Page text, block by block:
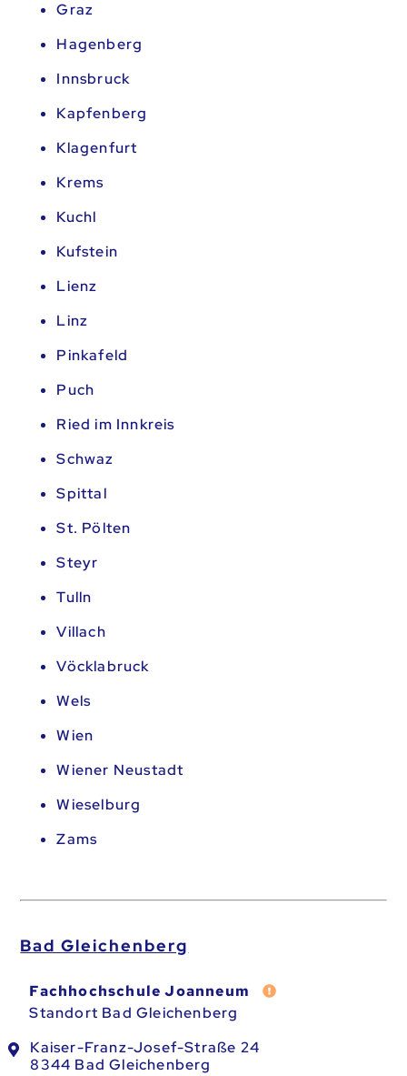
Graz
Hagenberg
Innsbruck
Kapfenberg
Klagenfurt
Krems
Kuchl
Kufstein
Lienz
Linz
Pinkafeld
Puch
Ried im Innkreis
Schwaz
Spittal
St. Pölten
Steyr
Tulln
Villach
Vöcklabruck
Wels
Wien
Wiener Neustadt
Wieselburg
Zams
Bad Gleichenberg
Fachhochschule Joanneum
Fehler melden
Standort Bad Gleichenberg
Kaiser-Franz-Josef-Straße 24
8344 Bad Gleichenberg